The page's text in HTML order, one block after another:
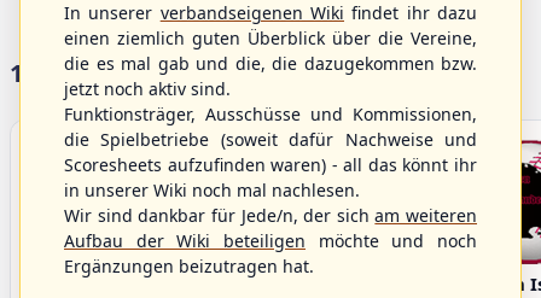
17 Vereine im S/HBV
Bargenstedt
Elmshorn Alligators Fehmarn
In unserer verbandseigenen Wiki findet ihr dazu
einen ziemlich guten Überblick über die Vereine,
die es mal gab und die, die dazugekommen bzw.
jetzt noch aktiv sind.
Funktionsträger, Ausschüsse und Kommissionen,
die Spielbetriebe (soweit dafür Nachweise und
Scoresheets aufzufinden waren) - all das könnt ihr
in unserer Wiki noch mal nachlesen.
Wir sind dankbar für Jede/n, der sicham weiteren
Aufbau der Wiki beteiligen möchte und noch
Ergänzungen beizutragen hat.